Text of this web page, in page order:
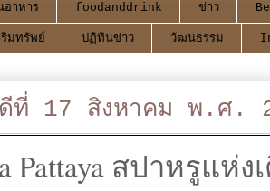
อาหาร foodanddrink ข่าว
มทรัพย์ ปฏิทินข่าว วัฒนธรรม
ดีที่ 17 สิงหาคม พ.ศ.
Pattaya สปาหรูแ